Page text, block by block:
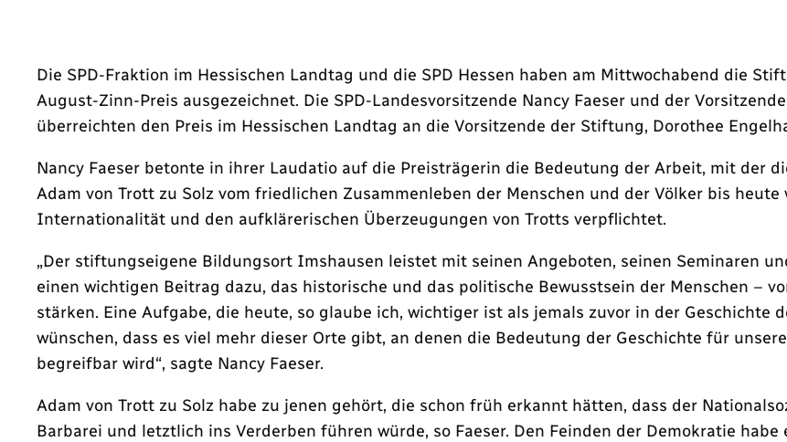
Die SPD-Fraktion im Hessischen Landtag und die SPD Hessen haben am Mittwochabend die
August-Zinn-Preis ausgezeichnet. Die SPD-Landesvorsitzende Nancy Faeser und der
überreichten den Preis im Hessischen Landtag an die Vorsitzende der Stiftung, Dorothee
Nancy Faeser betonte in ihrer Laudatio auf die Preisträgerin die Bedeutung der Arbeit, mit der
Adam von Trott zu Solz vom friedlichen Zusammenleben der Menschen und der Völker bis
Internationalität und den aufklärerischen Überzeugungen von Trotts verpflichtet.
„Der stiftungseigene Bildungsort Imshausen leistet mit seinen Angeboten, seinen Seminaren
einen wichtigen Beitrag dazu, das historische und das politische Bewusstsein der Menschen –
stärken. Eine Aufgabe, die heute, so glaube ich, wichtiger ist als jemals zuvor in der Geschichte
wünschen, dass es viel mehr dieser Orte gibt, an denen die Bedeutung der Geschichte für
begreifbar wird“, sagte Nancy Faeser.
Adam von Trott zu Solz habe zu jenen gehört, die schon früh erkannt hätten, dass der
Barbarei und letztlich ins Verderben führen würde, so Faeser. Den Feinden der Demokratie